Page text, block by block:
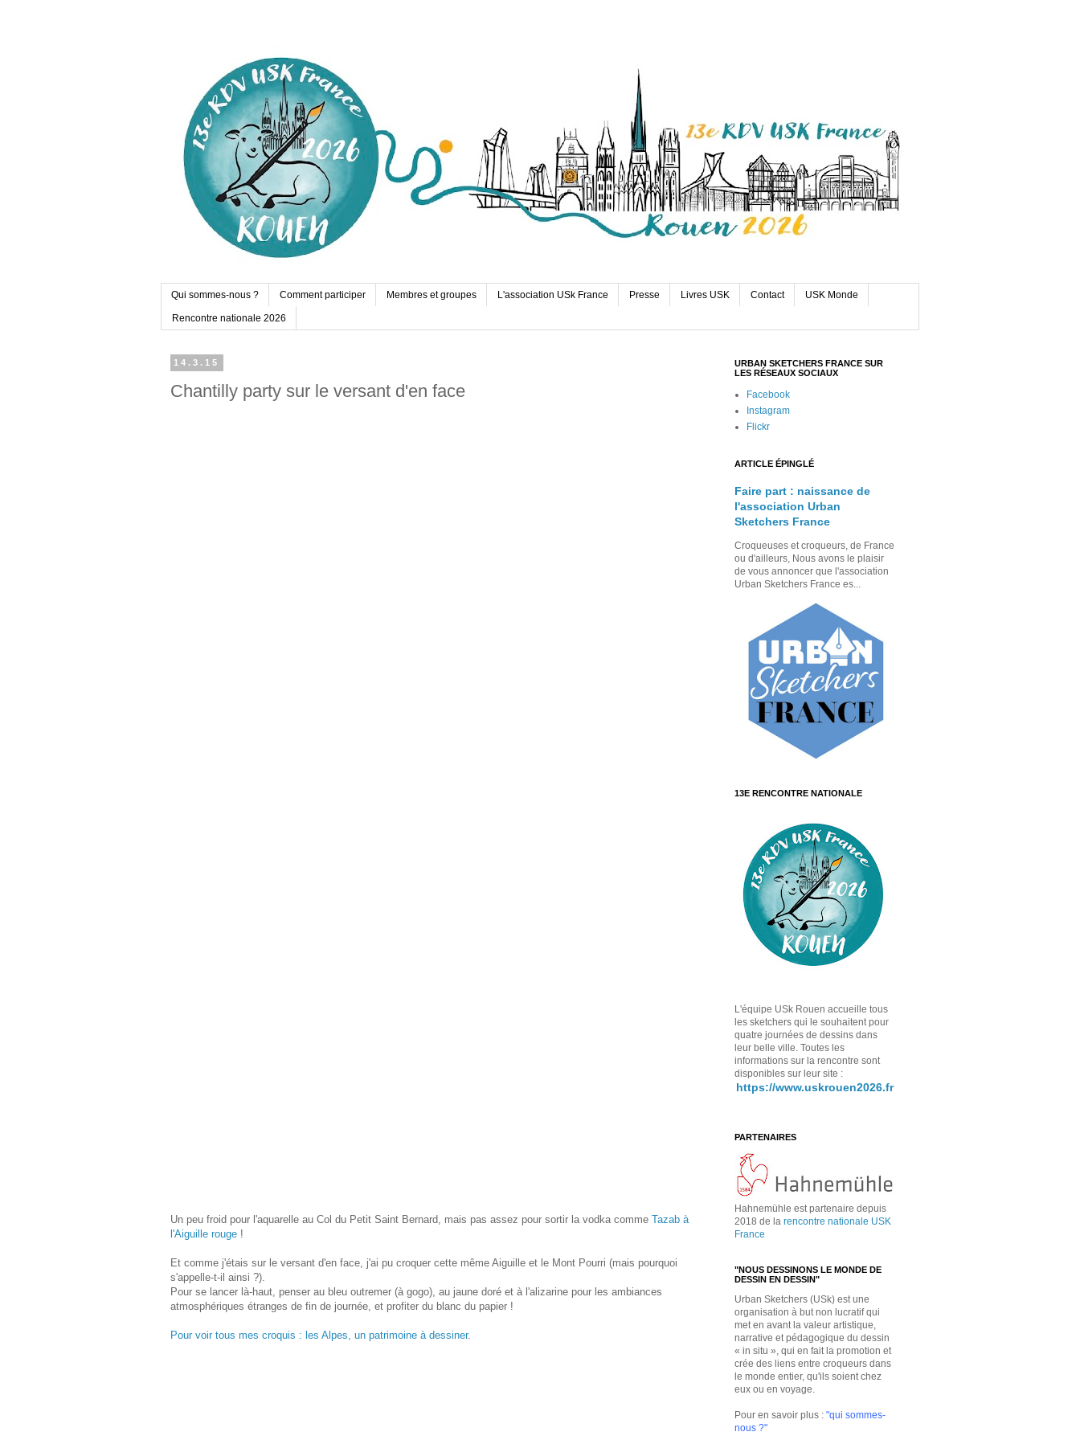
Qui sommes-nous ? Comment participer Membres et groupes L'association USk France Presse Livres USK Contact USK Monde
Rencontre nationale 2026
14.3.15
Chantilly party sur le versant d'en face
Un peu froid pour l'aquarelle au Col du Petit Saint Bernard, mais pas assez pour sortir la vodka comme Tazab à
l'Aiguille rouge !
Et comme j'étais sur le versant d'en face, j'ai pu croquer cette même Aiguille et le Mont Pourri (mais pourquoi
s'appelle-t-il ainsi ?).
Pour se lancer là-haut, penser au bleu outremer (à gogo), au jaune doré et à l'alizarine pour les ambiances
atmosphériques étranges de fin de journée, et profiter du blanc du papier !
Pour voir tous mes croquis : les Alpes, un patrimoine à dessiner.
URBAN SKETCHERS FRANCE SUR
LES RÉSEAUX SOCIAUX
Facebook
Instagram
Flickr
ARTICLE ÉPINGLÉ
Faire part : naissance de
l'association Urban
Sketchers France
Croqueuses et croqueurs, de France
ou d'ailleurs, Nous avons le plaisir
de vous annoncer que l'association
Urban Sketchers France es...
13E RENCONTRE NATIONALE
L'équipe USk Rouen accueille tous
les sketchers qui le souhaitent pour
quatre journées de dessins dans
leur belle ville. Toutes les
informations sur la rencontre sont
disponibles sur leur site :
https://www.uskrouen2026.fr
PARTENAIRES
Hahnemühle est partenaire depuis
2018 de la rencontre nationale USK
France
"NOUS DESSINONS LE MONDE DE
DESSIN EN DESSIN"
Urban Sketchers (USk) est une
organisation à but non lucratif qui
met en avant la valeur artistique,
narrative et pédagogique du dessin
« in situ », qui en fait la promotion et
crée des liens entre croqueurs dans
le monde entier, qu'ils soient chez
eux ou en voyage.
Pour en savoir plus : "qui sommes-
nous ?"